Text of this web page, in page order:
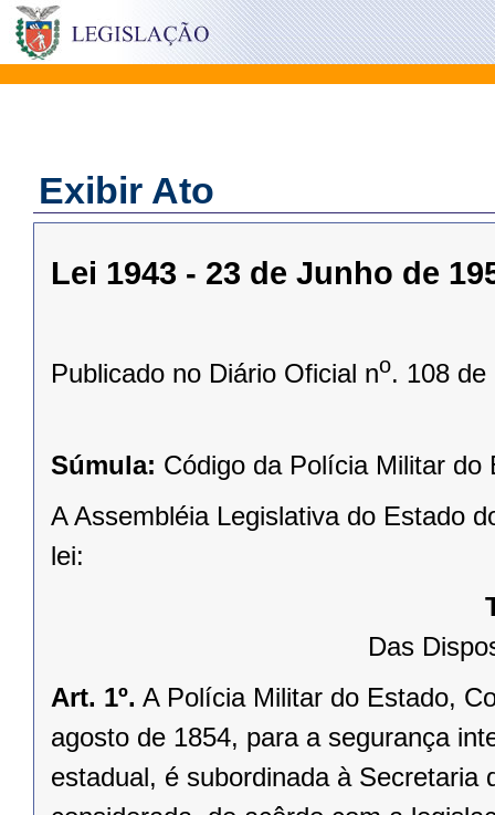
Exibir Ato
Lei 1943 - 23 de Junho de
Publicado no Diário Oficial no. 108 de
Súmula: Código da Polícia Militar do
A Assembléia Legislativa do Estado
lei:
Das
Art. 1º. A Polícia Militar do Estado,
agosto de 1854, para a segurança
estadual, é subordinada à